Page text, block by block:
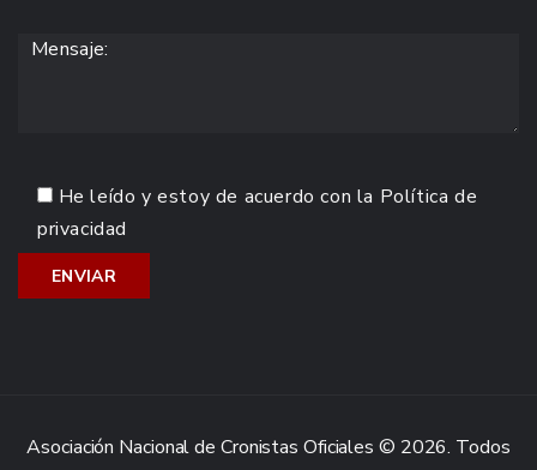
He leído y estoy de acuerdo con la Política de
privacidad
Asociación Nacional de Cronistas Oficiales © 2026. Todos